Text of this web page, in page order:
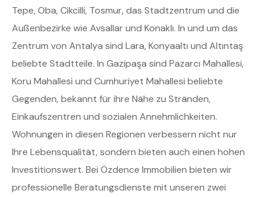
Tepe, Oba, Cikcilli, Tosmur, das Stadtzentrum und die
Außenbezirke wie Avsallar und Konaklı. In und um das
Zentrum von Antalya sind Lara, Konyaaltı und Altıntaş
beliebte Stadtteile. In Gazipaşa sind Pazarcı Mahallesi,
Koru Mahallesi und Cumhuriyet Mahallesi beliebte
Gegenden, bekannt für ihre Nähe zu Stränden,
Einkaufszentren und sozialen Annehmlichkeiten.
Wohnungen in diesen Regionen verbessern nicht nur
Ihre Lebensqualität, sondern bieten auch einen hohen
Investitionswert. Bei Özdence Immobilien bieten wir
professionelle Beratungsdienste mit unseren zwei